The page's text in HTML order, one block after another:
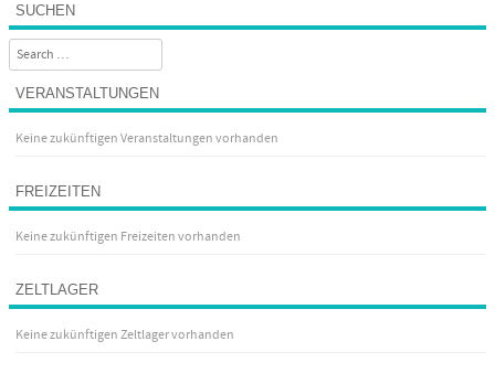
SUCHEN
Search
VERANSTALTUNGEN
Keine zukünftigen Veranstaltungen vorhanden
FREIZEITEN
Keine zukünftigen Freizeiten vorhanden
ZELTLAGER
Keine zukünftigen Zeltlager vorhanden